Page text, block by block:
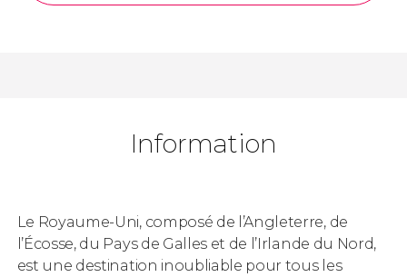
Information
Le Royaume-Uni, composé de l’Angleterre, de
l’Écosse, du Pays de Galles et de l’Irlande du Nord,
est une destination inoubliable pour tous les